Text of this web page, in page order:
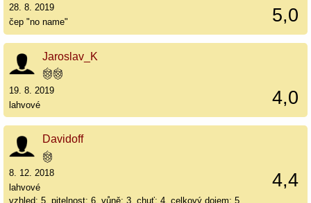
5,0
28. 8. 2019
čep "no name"
Jaroslav_K
4,0
19. 8. 2019
lahvové
Davidoff
4,4
8. 12. 2018
lahvové
vzhled: 5, pitelnost: 6, vůně: 3, chuť: 4, celkový dojem: 5